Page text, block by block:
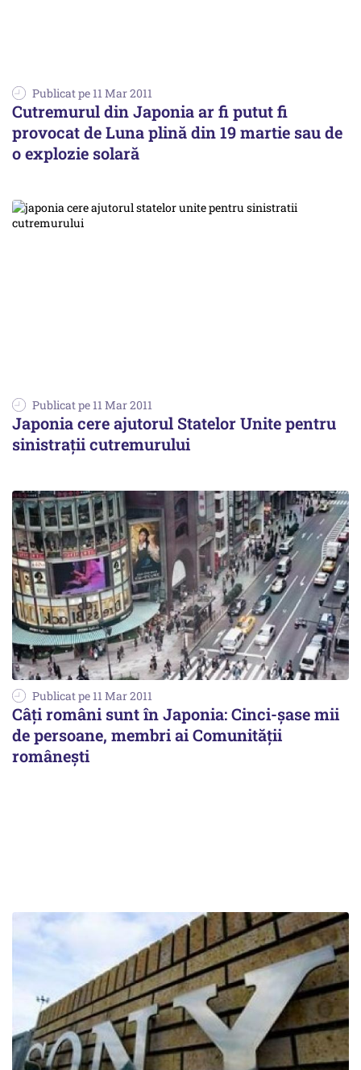
Publicat pe 11 Mar 2011
Cutremurul din Japonia ar fi putut fi
provocat de Luna plină din 19 martie sau de
o explozie solară
Publicat pe 11 Mar 2011
Japonia cere ajutorul Statelor Unite pentru
sinistrații cutremurului
Publicat pe 11 Mar 2011
Câţi români sunt în Japonia: Cinci-şase mii
de persoane, membri ai Comunităţii
româneşti